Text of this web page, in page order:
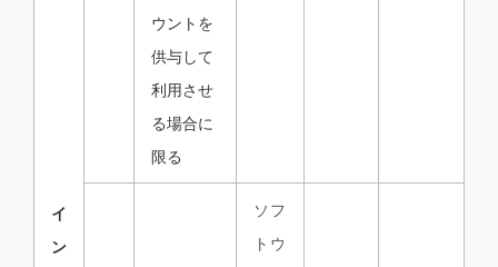
イ
ン
ウントを
供与して
利用させ
る場合に
限る
ソフ
トウ